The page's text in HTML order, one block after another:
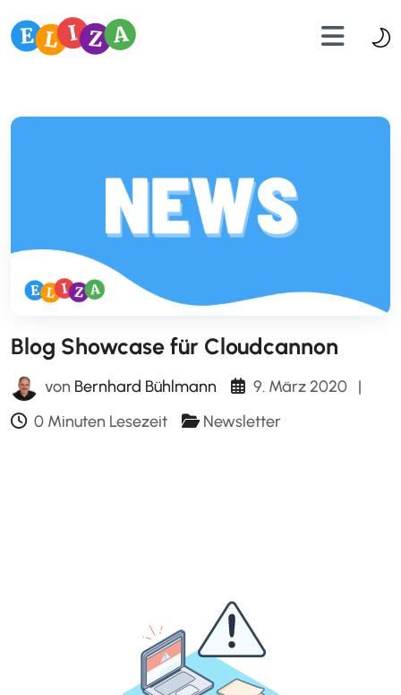
Blog Showcase für Cloudcannon
von Bernhard Bühlmann 9. März 2020 |
0 Minuten Lesezeit
Newsletter